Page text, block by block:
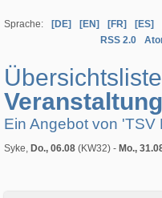
Sprache: [DE] [EN] [FR] [ES]
RSS 2.0
Übersichtsliste
Ein Angebot von 'TSV
Syke, Do., 06.08 (KW32) - Mo.,